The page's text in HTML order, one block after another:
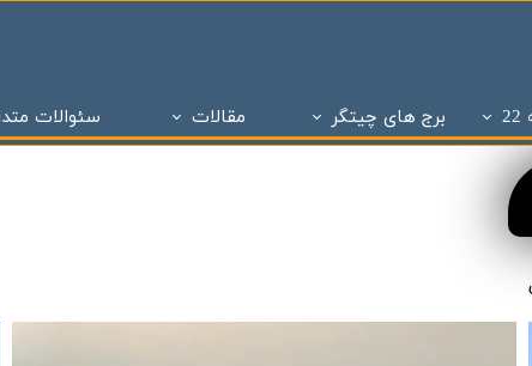
برج های چیتگر
تحویل چیتگر
شهر برج های شمال همت
پهنه A شهرک چیتگر
مقالات
- - نما در ساختمان سازی
سئوالات